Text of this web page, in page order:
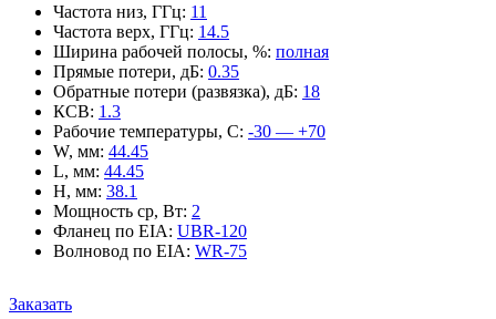
Частота низ, ГГц: 11
Частота верх, ГГц: 14.5
Ширина рабочей полосы, %: полная
Прямые потери, дБ: 0.35
Обратные потери (развязка), дБ: 18
КСВ: 1.3
Рабочие температуры, С: -30 — +70
W, мм: 44.45
L, мм: 44.45
H, мм: 38.1
Мощность ср, Вт: 2
Фланец по EIA: UBR-120
Волновод по EIA: WR-75
Заказать